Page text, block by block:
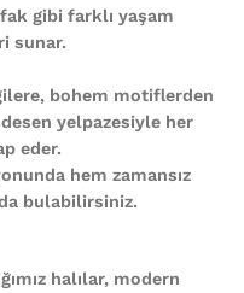
gibi farklı yaşam
sunar.
bohem motiflerden
yelpazesiyle her
eder.
hem zamansız
bulabilirsiniz.
halılar, modern